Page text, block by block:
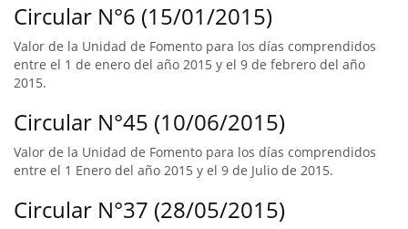
Circular N°6 (15/01/2015)
Valor de la Unidad de Fomento para los días comprendidos
entre el 1 de enero del año 2015 y el 9 de febrero del año
2015.
Circular N°45 (10/06/2015)
Valor de la Unidad de Fomento para los días comprendidos
entre el 1 Enero del año 2015 y el 9 de Julio de 2015.
Circular N°37 (28/05/2015)